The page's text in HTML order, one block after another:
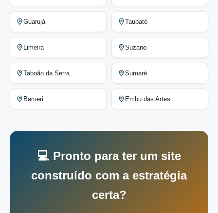
Guarujá Taubaté
Limeira Suzano
Taboão da Serra Sumaré
Barueri Embu das Artes
💻 Pronto para ter um site
construído com a estratégia
certa?